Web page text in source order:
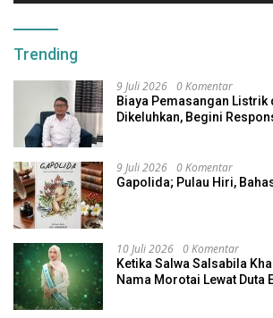
Trending
9 Juli 2026 0 Komentar
Biaya Pemasangan Listrik
Dikeluhkan, Begini
9 Juli 2026 0 Komentar
Gapolida; Pulau Hiri,
10 Juli 2026 0 Komentar
Ketika Salwa Salsabila
Nama Morotai Lewat Duta